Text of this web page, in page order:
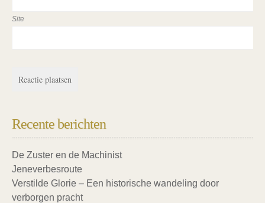
Site
Recente berichten
De Zuster en de Machinist
Jeneverbesroute
Verstilde Glorie – Een historische wandeling door
verborgen pracht